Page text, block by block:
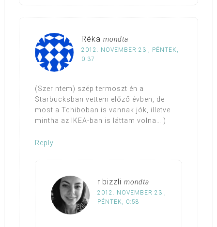
Réka mondta
2012. NOVEMBER 23., PÉNTEK,
0:37
(Szerintem) szép termoszt én a
Starbucksban vettem előző évben, de
most a Tchiboban is vannak jók, illetve
mintha az IKEA-ban is láttam volna…:)
Reply
ribizzli mondta
2012. NOVEMBER 23.,
PÉNTEK, 0:58